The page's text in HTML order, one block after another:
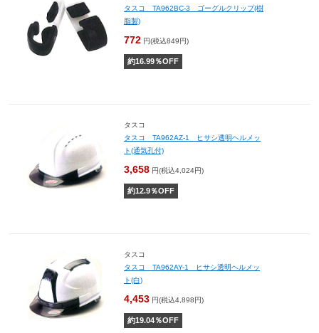
タスコ TA962BC-3 ゴーグルクリップ(樹
脂製)
772 円(税込849円)
約16.99％OFF
タスコ
タスコ TA962AZ-1 ヒサシ透明ヘルメッ
ト(通気孔付)
3,658 円(税込4,024円)
約12.9％OFF
タスコ
タスコ TA962AY-1 ヒサシ透明ヘルメッ
ト(白)
4,453 円(税込4,898円)
約19.04％OFF